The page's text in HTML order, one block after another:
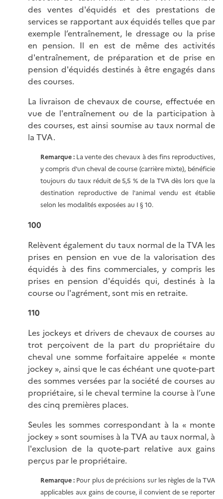
des ventes d'équidés et des prestations de
services se rapportant aux équidés telles que par
exemple l’entraînement, le dressage ou la prise
en pension. Il en est de même des activités
d'entraînement, de préparation et de prise en
pension d'équidés destinés à être engagés dans
des courses.
La livraison de chevaux de course, effectuée en
vue de l'entraînement ou de la participation à
des courses, est ainsi soumise au taux normal de
la TVA.
Remarque :La vente des chevaux à des fins reproductives,
y compris d'un cheval de course (carrière mixte), bénéficie
toujours du taux réduit de 5,5 % de la TVA dès lors que la
destination reproductive de l'animal vendu est établie
selon les modalités exposées au I § 10.
100
Relèvent également du taux normal de la TVA les
prises en pension en vue de la valorisation des
équidés à des fins commerciales, y compris les
prises en pension d'équidés qui, destinés à la
course ou l'agrément, sont mis en retraite.
110
Les jockeys et drivers de chevaux de courses au
trot perçoivent de la part du propriétaire du
cheval une somme forfaitaire appelée « monte
jockey », ainsi que le cas échéant une quote-part
des sommes versées par la société de courses au
propriétaire, si le cheval termine la course à l’une
des cinq premières places.
Seules les sommes correspondant à la « monte
jockey » sont soumises à la TVA au taux normal, à
l'exclusion de la quote-part relative aux gains
perçus par le propriétaire.
Remarque: Pour plus de précisions sur les règles de la TVA
applicables aux gains de course, il convient de se reporter